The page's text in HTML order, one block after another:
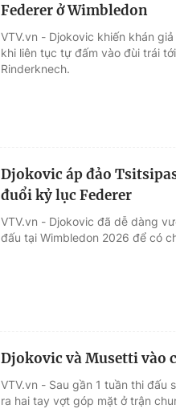
Federer ở Wimbledon
VTV.vn - Djokovic khiến khán
khi liên tục tự đấm vào đùi trái
Rinderknech.
Djokovic áp đảo
đuổi kỷ lục Federer
VTV.vn - Djokovic đã dễ dàng
đấu tại Wimbledon 2026 để có
Djokovic và Musetti vào
VTV.vn - Sau gần 1 tuần thi đấu
ra hai tay vợt góp mặt ở trận